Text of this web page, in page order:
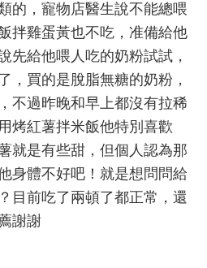
的，寵物店醫生說不能總喂
拌雞蛋黃也不吃，准備給他
先給他喂人吃的奶粉試試，
，買的是脫脂無糖的奶粉，
不過昨晚和早上都沒有拉稀
烤紅薯拌米飯他特別喜歡
就是有些甜，但個人認為那
身體不好吧！就是想問問給
目前吃了兩頓了都正常，還
謝謝